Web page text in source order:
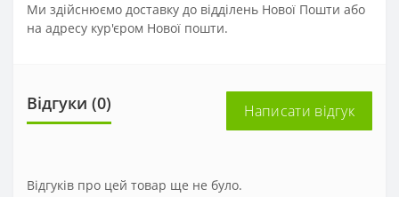
Ми здійснюємо доставку до відділень Нової Пошти або
на адресу кур'єром Нової пошти.
Відгуки (0) Написати відгук
Відгуків про цей товар ще не було.